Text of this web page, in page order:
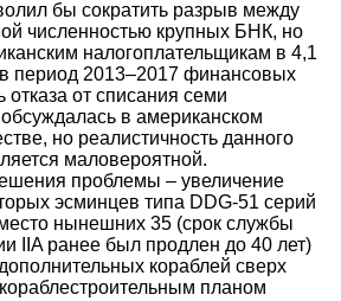
бы сократить разрыв между
численностью крупных БНК, но
налогоплательщикам в 4,1
период 2013–2017 финансовых
отказа от списания семи
в американском
но реалистичность данного
маловероятной.
проблемы – увеличение
эсминцев типа DDG-51 серий
нынешних 35 (срок службы
IIA ранее был продлен до 40 лет)
кораблей сверх
планом